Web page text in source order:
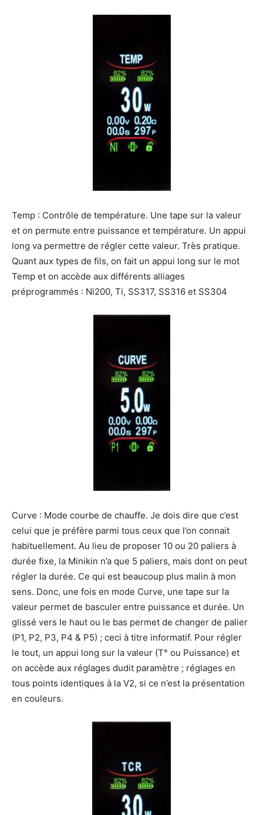
Temp : Contrôle de température. Une tape sur la valeur
et on permute entre puissance et température. Un appui
long va permettre de régler cette valeur. Très pratique.
Quant aux types de fils, on fait un appui long sur le mot
Temp et on accède aux différents alliages
préprogrammés : Ni200, Ti, SS317, SS316 et SS304
Curve : Mode courbe de chauffe. Je dois dire que c’est
celui que je préfère parmi tous ceux que l’on connait
habituellement. Au lieu de proposer 10 ou 20 paliers à
durée fixe, la Minikin n’a que 5 paliers, mais dont on peut
régler la durée. Ce qui est beaucoup plus malin à mon
sens. Donc, une fois en mode Curve, une tape sur la
valeur permet de basculer entre puissance et durée. Un
glissé vers le haut ou le bas permet de changer de palier
(P1, P2, P3, P4 & P5) ; ceci à titre informatif. Pour régler
le tout, un appui long sur la valeur (T° ou Puissance) et
on accède aux réglages dudit paramètre ; réglages en
tous points identiques à la V2, si ce n’est la présentation
en couleurs.